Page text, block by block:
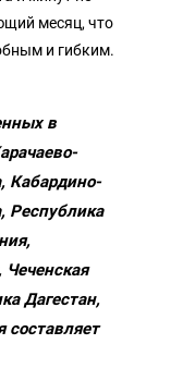
месяц, что
и гибким.
в
Кабардино-
Республика
Чеченская
Дагестан,
составляет